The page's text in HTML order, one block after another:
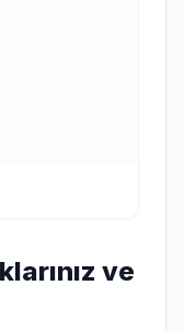
ve